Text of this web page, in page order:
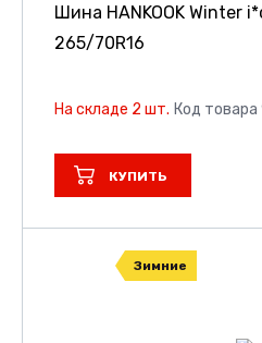
Шина HANKOOK Winter
265/70R16
На складе 2 шт. Код
КУПИТЬ
Зимние